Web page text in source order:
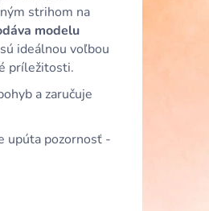
strihom na
modelu
ideálnou voľbou
príležitosti.
a zaručuje
upúta pozornosť -
Nasledujúce